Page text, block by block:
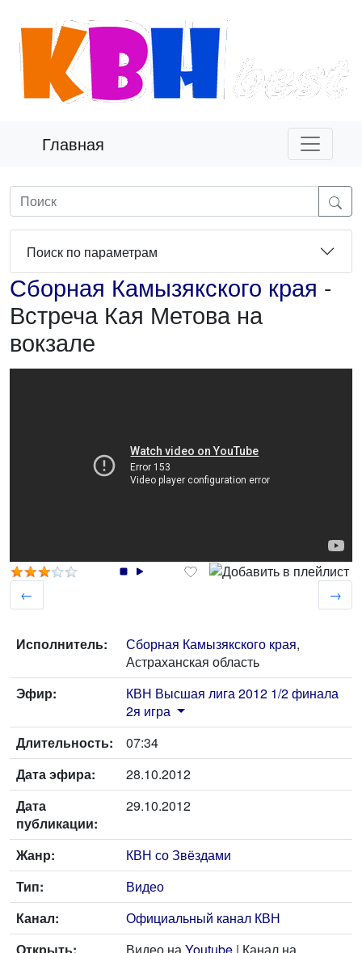
Главная
Поиск по параметрам
Сборная Камызякского края -
Встреча Кая Метова на
вокзале
← →
Исполнитель: Сборная Камызякского края,
Астраханская область
Эфир:
КВН Высшая лига 2012 1/2 финала
2я игра
Длительность:
07:34
Дата эфира:
28.10.2012
Дата
публикации:
29.10.2012
Жанр:
КВН со Звёздами
Тип:
Видео
Канал:
Официальный канал КВН